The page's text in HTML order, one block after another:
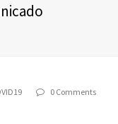
0 Comments